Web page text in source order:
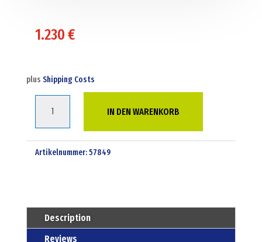
1.230€
plus Shipping Costs
operated
Menge
IN DEN WARENKORB
Artikelnummer:57849
Description
Reviews